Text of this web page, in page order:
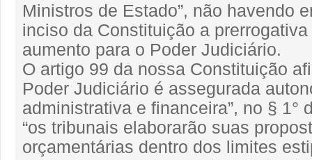
Ministros de Estado”, não havendo
inciso da Constituição a
aumento para o Poder Judiciário.
O artigo 99 da nossa Constituição
Poder Judiciário é assegurada
administrativa e financeira”, no § 1°
“os tribunais elaborarão suas
orçamentárias dentro dos limites